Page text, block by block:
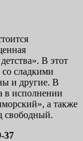
В этот
со сладкими
и другие. В
в исполнении
а также
свободный.
37